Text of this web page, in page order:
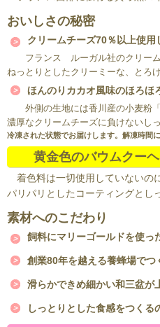
おいしさの秘密
クリームチーズ70％以上使用
フランス ルーガル社のクリーム
ねっとりとしたクリーミーな、とろ
ほんのりカカオ風味のほろほ
外側の生地には香川産の小麦粉
濃厚なクリームチーズに負けないし
冷凍された状態でお届けします。解凍時間
黄金色のバウムクー
着色料は一切使用していないの
パリパリとしたコーティングとし
素材へのこだわり
飼料にマリーゴールドを使っ
創業80年を越える養蜂場で
滑らかできめ細かい和三盆が
しっとりとした食感をつく